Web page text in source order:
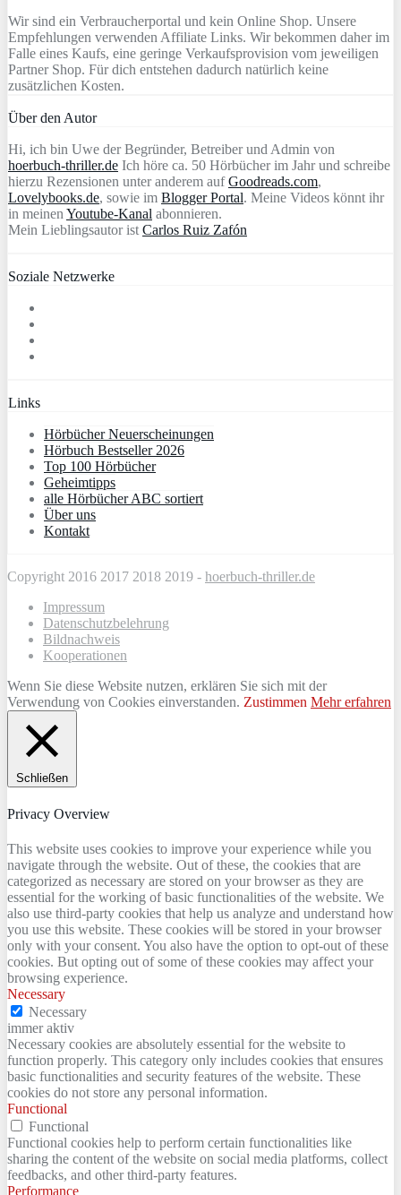
Wir sind ein Verbraucherportal und kein Online Shop. Unsere
Empfehlungen verwenden Affiliate Links. Wir bekommen daher im
Falle eines Kaufs, eine geringe Verkaufsprovision vom jeweiligen
Partner Shop. Für dich entstehen dadurch natürlich keine
zusätzlichen Kosten.
Über den Autor
Hi, ich bin Uwe der Begründer, Betreiber und Admin von
hoerbuch-thriller.de Ich höre ca. 50 Hörbücher im Jahr und schreibe
hierzu Rezensionen unter anderem aufGoodreads.com,
Lovelybooks.de, sowie im Blogger Portal. Meine Videos könnt ihr
in meinen Youtube-Kanal abonnieren.
Mein Lieblingsautor ist Carlos Ruiz Zafón
Soziale Netzwerke
Links
Hörbücher Neuerscheinungen
Hörbuch Bestseller 2026
Top 100 Hörbücher
Geheimtipps
alle Hörbücher ABC sortiert
Über uns
Kontakt
Copyright 2016 2017 2018 2019 - hoerbuch-thriller.de
Impressum
Datenschutzbelehrung
Bildnachweis
Kooperationen
Wenn Sie diese Website nutzen, erklären Sie sich mit der
Verwendung von Cookies einverstanden. Zustimmen Mehr erfahren
Schließen
Privacy Overview
This website uses cookies to improve your experience while you
navigate through the website. Out of these, the cookies that are
categorized as necessary are stored on your browser as they are
essential for the working of basic functionalities of the website. We
also use third-party cookies that help us analyze and understand how
you use this website. These cookies will be stored in your browser
only with your consent. You also have the option to opt-out of these
cookies. But opting out of some of these cookies may affect your
browsing experience.
Necessary
Necessary
immer aktiv
Necessary cookies are absolutely essential for the website to
function properly. This category only includes cookies that ensures
basic functionalities and security features of the website. These
cookies do not store any personal information.
Functional
Functional
Functional cookies help to perform certain functionalities like
sharing the content of the website on social media platforms, collect
feedbacks, and other third-party features.
Performance